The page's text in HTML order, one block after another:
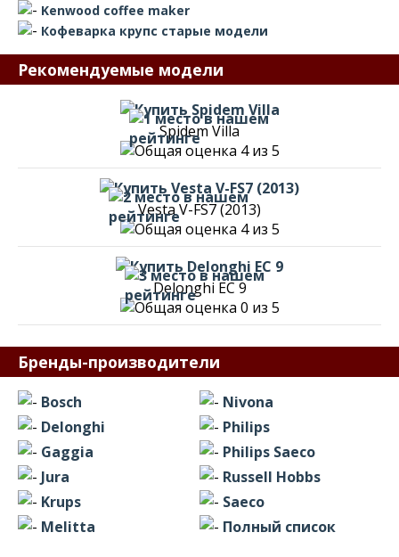
Kenwood coffee maker
Кофеварка крупс старые модели
Рекомендуемые модели
Spidem Villa
Vesta V-FS7 (2013)
Delonghi EC 9
Бренды-производители
Bosch
Delonghi
Gaggia
Jura
Krups
Melitta
Nivona
Philips
Philips Saeco
Russell Hobbs
Saeco
Полный список